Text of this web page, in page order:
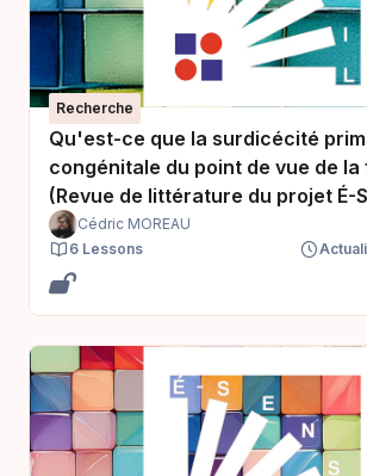
Recherche
Qu'est-ce que la surdicécité
congénitale du point de vue de la
(Revue de littérature du projet É-
Cédric MOREAU
6 Lessons